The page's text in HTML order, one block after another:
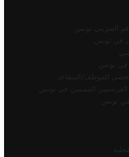
الضريبي تونس
في تونس
في تونس
للموظف/المتقاعد
المقيمين في تونس
في تونس